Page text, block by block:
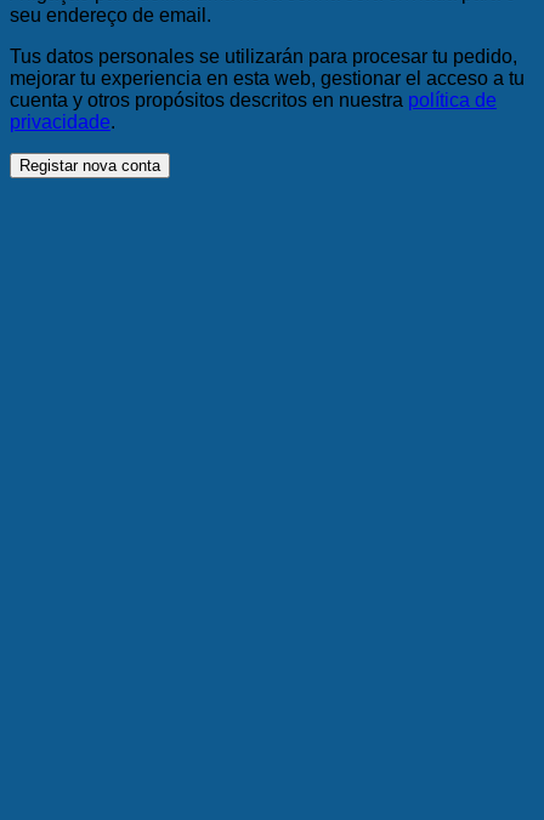
seu endereço de email.
Tus datos personales se utilizarán para procesar tu pedido,
mejorar tu experiencia en esta web, gestionar el acceso a tu
cuenta y otros propósitos descritos en nuestra política de
privacidade.
Registar nova conta